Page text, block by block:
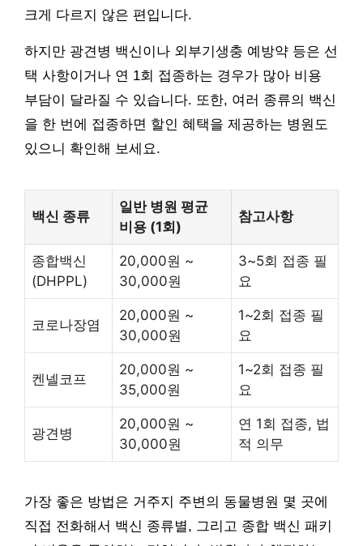
크게 다르지 않은 편입니다.
하지만 광견병 백신이나 외부기생충 예방약 등은 선
택 사항이거나 연 1회 접종하는 경우가 많아 비용
부담이 달라질 수 있습니다. 또한, 여러 종류의 백신
을 한 번에 접종하면 할인 혜택을 제공하는 병원도
있으니 확인해 보세요.
백신 종류
일반 병원 평균
비용 (1회)
참고사항
종합백신
(DHPPL)
20,000원 ~
30,000원
3~5회 접종 필
요
코로나장염
20,000원 ~
30,000원
1~2회 접종 필
요
켄넬코프
20,000원 ~
35,000원
1~2회 접종 필
요
광견병
20,000원 ~
30,000원
연 1회 접종, 법
적 의무
가장 좋은 방법은 거주지 주변의 동물병원 몇 곳에
직접 전화해서 백신 종류별, 그리고 종합 백신 패키